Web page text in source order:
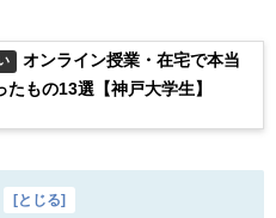
オンライン授業・在宅で本当
たもの13選【神戸大学生】
とじる